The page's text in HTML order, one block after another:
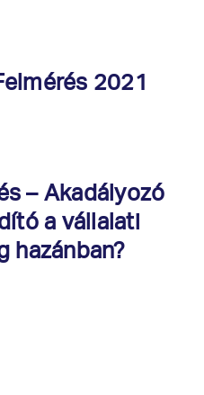
2021
– Akadályozó
a vállalati
hazánban?